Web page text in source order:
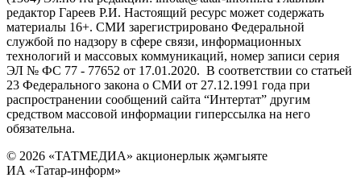
редактор Гареев Р.И. Настоящий ресурс может содержать
материалы 16+. СМИ зарегистрировано Федеральной
службой по надзору в сфере связи, информационных
технологий и массовых коммуникаций, номер записи серия
ЭЛ № ФС 77 - 77652 от 17.01.2020. В соответствии со статьей
23 Федерального закона о СМИ от 27.12.1991 года при
распространении сообщений сайта “Интертат” другим
средством массовой информации гиперссылка на него
обязательна.
© 2026 «ТАТМЕДИА» акционерлык җәмгыяте
ИА «Татар-информ»